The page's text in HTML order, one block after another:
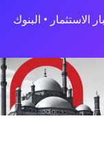
الاستثمار • البنوك